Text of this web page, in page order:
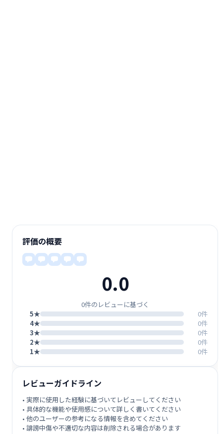
評価の概要
0.0
0件のレビューに基づく
5★
0件
4★
0件
3★
0件
2★
0件
1★
0件
レビューガイドライン
• 実際に使用した経験に基づいてレビューしてください
• 具体的な機能や使用感について詳しく書いてください
• 他のユーザーの参考になる情報を含めてください
• 誹謗中傷や不適切な内容は削除される場合があります